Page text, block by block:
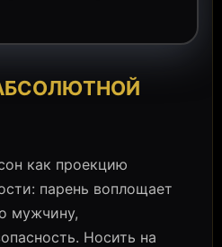
как проекцию
парень воплощает
мужчину,
Носить на